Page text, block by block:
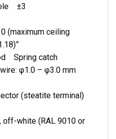
±3
(maximum ceiling
Spring catch
φ1.0 – φ3.0 mm
(steatite terminal)
white (RAL 9010 or